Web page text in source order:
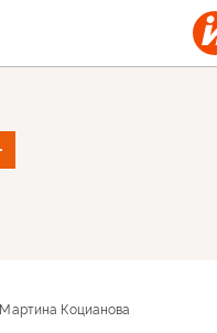
Мартина Коцианова